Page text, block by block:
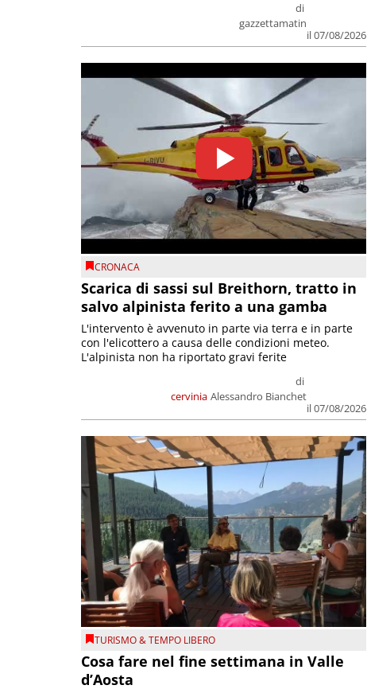
di
gazzettamatin
il 07/08/2026
CRONACA
Scarica di sassi sul Breithorn, tratto in
salvo alpinista ferito a una gamba
cervinia
di
Alessandro Bianchet
il 07/08/2026
L'intervento è avvenuto in parte via terra e in parte
con l'elicottero a causa delle condizioni meteo.
L'alpinista non ha riportato gravi ferite
TURISMO & TEMPO LIBERO
Cosa fare nel fine settimana in Valle
d’Aosta